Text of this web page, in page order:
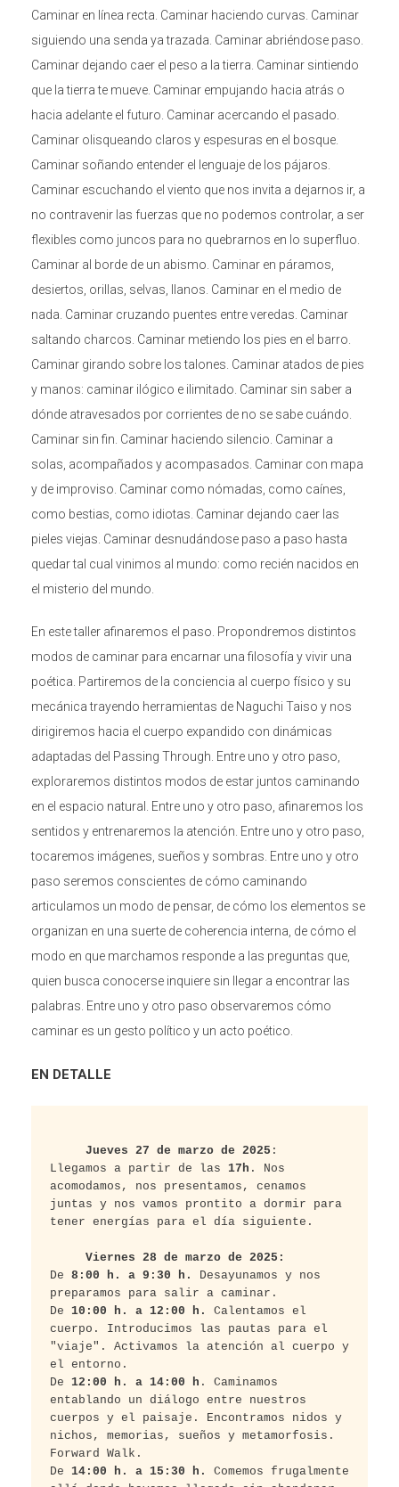
Caminar en línea recta. Caminar haciendo curvas. Caminar
siguiendo una senda ya trazada. Caminar abriéndose paso.
Caminar dejando caer el peso a la tierra. Caminar sintiendo
que la tierra te mueve. Caminar empujando hacia atrás o
hacia adelante el futuro. Caminar acercando el pasado.
Caminar olisqueando claros y espesuras en el bosque.
Caminar soñando entender el lenguaje de los pájaros.
Caminar escuchando el viento que nos invita a dejarnos ir, a
no contravenir las fuerzas que no podemos controlar, a ser
flexibles como juncos para no quebrarnos en lo superfluo.
Caminar al borde de un abismo. Caminar en páramos,
desiertos, orillas, selvas, llanos. Caminar en el medio de
nada. Caminar cruzando puentes entre veredas. Caminar
saltando charcos. Caminar metiendo los pies en el barro.
Caminar girando sobre los talones. Caminar atados de pies
y manos: caminar ilógico e ilimitado. Caminar sin saber a
dónde atravesados por corrientes de no se sabe cuándo.
Caminar sin fin. Caminar haciendo silencio. Caminar a
solas, acompañados y acompasados. Caminar con mapa
y de improviso. Caminar como nómadas, como caínes,
como bestias, como idiotas. Caminar dejando caer las
pieles viejas. Caminar desnudándose paso a paso hasta
quedar tal cual vinimos al mundo: como recién nacidos en
el misterio del mundo.
En este taller afinaremos el paso. Propondremos distintos
modos de caminar para encarnar una filosofía y vivir una
poética. Partiremos de la conciencia al cuerpo físico y su
mecánica trayendo herramientas de Naguchi Taiso y nos
dirigiremos hacia el cuerpo expandido con dinámicas
adaptadas del Passing Through. Entre uno y otro paso,
exploraremos distintos modos de estar juntos caminando
en el espacio natural. Entre uno y otro paso, afinaremos los
sentidos y entrenaremos la atención. Entre uno y otro paso,
tocaremos imágenes, sueños y sombras. Entre uno y otro
paso seremos conscientes de cómo caminando
articulamos un modo de pensar, de cómo los elementos se
organizan en una suerte de coherencia interna, de cómo el
modo en que marchamos responde a las preguntas que,
quien busca conocerse inquiere sin llegar a encontrar las
palabras. Entre uno y otro paso observaremos cómo
caminar es un gesto político y un acto poético.
EN DETALLE
Jueves 27 de marzo de 2025 :
Llegamos a partir de las 17h . Nos
acomodamos, nos presentamos, cenamos
juntas y nos vamos prontito a dormir para
tener energías para el día siguiente.
Viernes 28 de marzo de 2025:
De 8:00 h. a 9:30 h.
Desayunamos y nos
preparamos para salir a caminar.
De 10:00 h. a 12:00 h.
Calentamos el
cuerpo. Introducimos las pautas para el
"viaje". Activamos la atención al cuerpo y
el entorno.
De 12:00 h. a 14:00 h . Caminamos
entablando un diálogo entre nuestros
cuerpos y el paisaje. Encontramos nidos y
nichos, memorias, sueños y metamorfosis.
Forward Walk.
De 14:00 h. a 15:30 h.
Comemos frugalmente